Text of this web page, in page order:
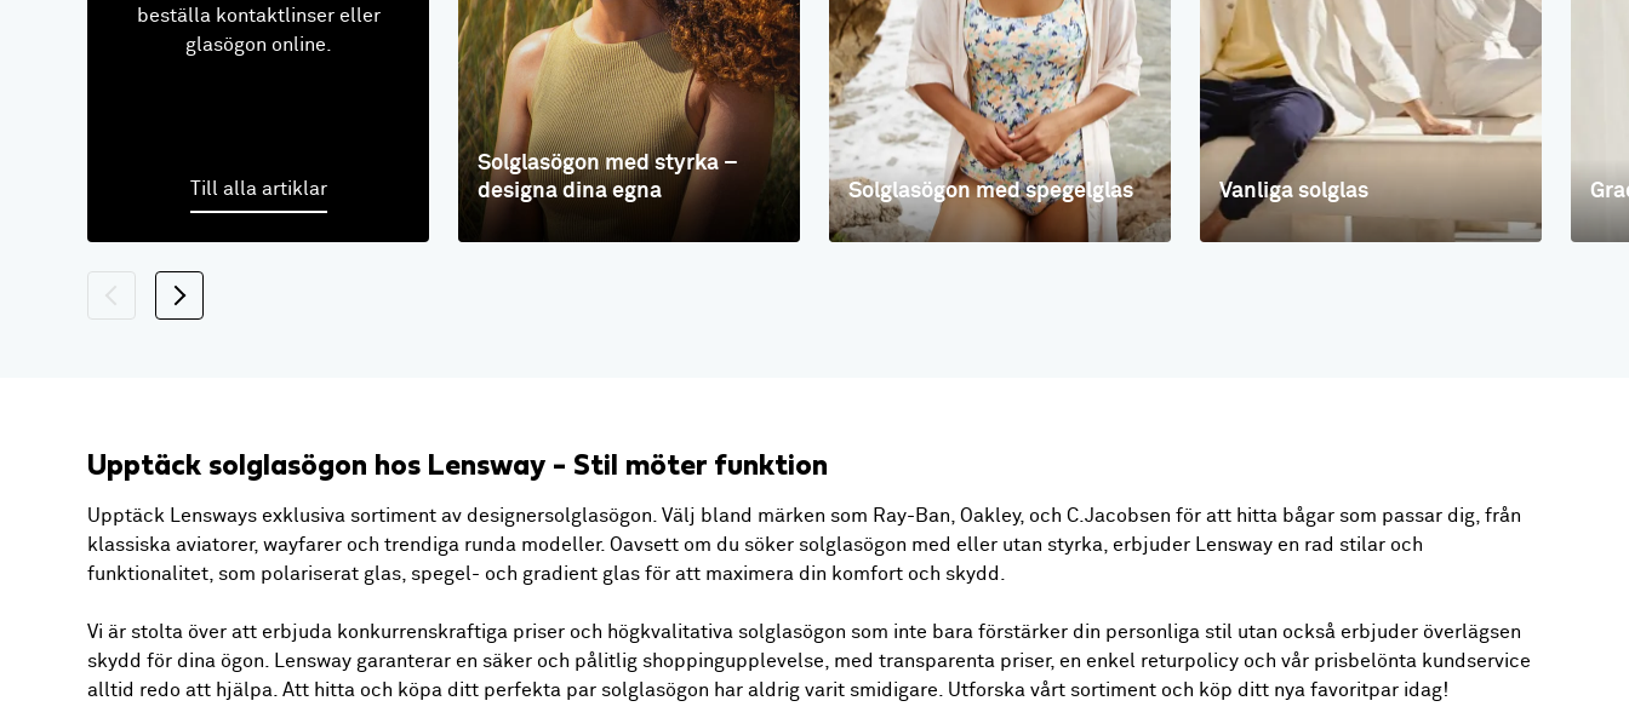
beställa kontaktlinser eller
glasögon online.
Till alla artiklar
Solglasögon med styrka –
designa dina egna
Solglasögon med spegelglas Vanliga solglas
Upptäck solglasögon hos Lensway- Stil möter funktion
Upptäck Lensways exklusiva sortiment av designersolglasögon. Välj bland märken som Ray-Ban, Oakley, och C.Jacobsen för att hitta bågar som passar dig, från
klassiska aviatorer, wayfarer och trendiga runda modeller. Oavsett om du söker solglasögon med eller utan styrka, erbjuder Lensway en rad stilar och
funktionalitet, som polariserat glas, spegel- och gradient glas för att maximera din komfort och skydd.
Vi är stolta över att erbjuda konkurrenskraftiga priser och högkvalitativa solglasögon som inte bara förstärker din personliga stil utan också erbjuder överlägsen
skydd för dina ögon. Lensway garanterar en säker och pålitlig shoppingupplevelse, med transparenta priser, en enkel returpolicy och vår prisbelönta kundservice
alltid redo att hjälpa. Att hitta och köpa ditt perfekta par solglasögon har aldrig varit smidigare. Utforska vårt sortiment och köp ditt nya favoritpar idag!